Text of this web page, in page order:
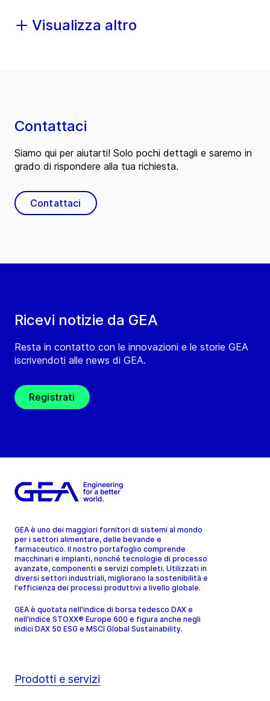
Visualizza altro
Ricevi notizie da GEA
Resta in contatto con le innovazioni e le storie GEA
iscrivendoti alle news di GEA.
Registrati
Contattaci
Siamo qui per aiutarti! Solo pochi dettagli e saremo in
grado di rispondere alla tua richiesta.
Contattaci
GEA è uno dei maggiori fornitori di sistemi al mondo
per i settori alimentare, delle bevande e
farmaceutico. Il nostro portafoglio comprende
macchinari e impianti, nonché tecnologie di processo
avanzate, componenti e servizi completi. Utilizzati in
diversi settori industriali, migliorano la sostenibilità e
l'efficienza dei processi produttivi a livello globale.
GEA è quotata nell'indice di borsa tedesco DAX e
nell'indice STOXX® Europe 600 e figura anche negli
indici DAX 50 ESG e MSCI Global Sustainability.
Prodotti e servizi